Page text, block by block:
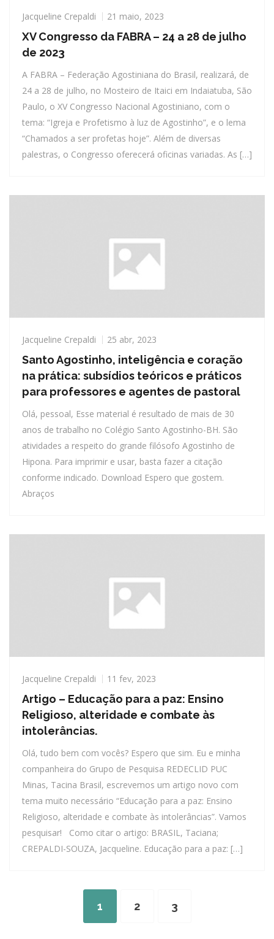
Jacqueline Crepaldi 21 maio, 2023
XV Congresso da FABRA – 24 a 28 de julho
de 2023
A FABRA – Federação Agostiniana do Brasil, realizará, de
24 a 28 de julho, no Mosteiro de Itaici em Indaiatuba, São
Paulo, o XV Congresso Nacional Agostiniano, com o
tema: “Igreja e Profetismo à luz de Agostinho”, e o lema
“Chamados a ser profetas hoje”. Além de diversas
palestras, o Congresso oferecerá oficinas variadas. As […]
Jacqueline Crepaldi 25 abr, 2023
Santo Agostinho, inteligência e coração
na prática: subsídios teóricos e práticos
para professores e agentes de pastoral
Olá, pessoal, Esse material é resultado de mais de 30
anos de trabalho no Colégio Santo Agostinho-BH. São
atividades a respeito do grande filósofo Agostinho de
Hipona. Para imprimir e usar, basta fazer a citação
conforme indicado. Download Espero que gostem.
Abraços
Jacqueline Crepaldi 11 fev, 2023
Artigo – Educação para a paz: Ensino
Religioso, alteridade e combate às
intolerâncias.
Olá, tudo bem com vocês? Espero que sim. Eu e minha
companheira do Grupo de Pesquisa REDECLID PUC
Minas, Tacina Brasil, escrevemos um artigo novo com
tema muito necessário “Educação para a paz: Ensino
Religioso, alteridade e combate às intolerâncias”. Vamos
pesquisar! Como citar o artigo: BRASIL, Taciana;
CREPALDI-SOUZA, Jacqueline. Educação para a paz: […]
1 2 3